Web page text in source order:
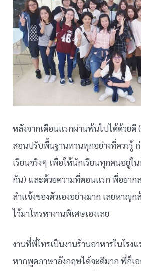
หลังจากเดือนแรกผ่านพ้นไปได้ด้วยดี
สอนปรับพื้นฐานทวนทุกอย่างที่ควรรู้
เรียนจริงๆ เพื่อให้นักเรียนทุกคนอยู่ใ
กัน) และด้วยความที่ตอนแรก พี่อยาก
ลำแข้งของตัวเองอย่างมาก เลยหาญก
ไว้มาโทรหางานพิเศษเองเลย
งานที่พี่โทรเป็นงานร้านอาหารในโรงแ
หากพูดภาษาอังกฤษได้จะดีมาก พี่ก็เอ